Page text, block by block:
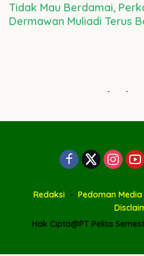
Tidak Mau Berdamai,
Dermawan Muliadi Terus
- -
Redaksi Pedoman
Hak Cipta@PT Pelita